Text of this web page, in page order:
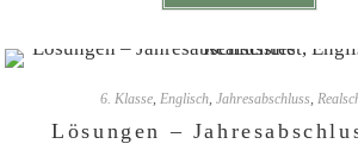
6. Klasse,Englisch,Jahresabschluss,
Lösungen –